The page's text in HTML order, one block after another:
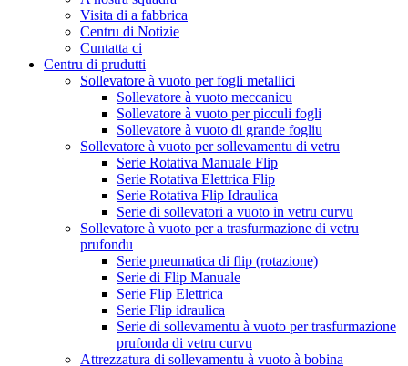
Visita di a fabbrica
Centru di Notizie
Cuntatta ci
Centru di prudutti
Sollevatore à vuoto per fogli metallici
Sollevatore à vuoto meccanicu
Sollevatore à vuoto per picculi fogli
Sollevatore à vuoto di grande fogliu
Sollevatore à vuoto per sollevamentu di vetru
Serie Rotativa Manuale Flip
Serie Rotativa Elettrica Flip
Serie Rotativa Flip Idraulica
Serie di sollevatori a vuoto in vetru curvu
Sollevatore à vuoto per a trasfurmazione di vetru
prufondu
Serie pneumatica di flip (rotazione)
Serie di Flip Manuale
Serie Flip Elettrica
Serie Flip idraulica
Serie di sollevamentu à vuoto per trasfurmazione
prufonda di vetru curvu
Attrezzatura di sollevamentu à vuoto à bobina